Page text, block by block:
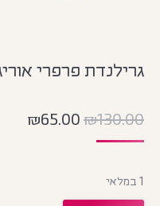
גרילנדת פרפרי
₪130.00
₪65.00
1 במלאי